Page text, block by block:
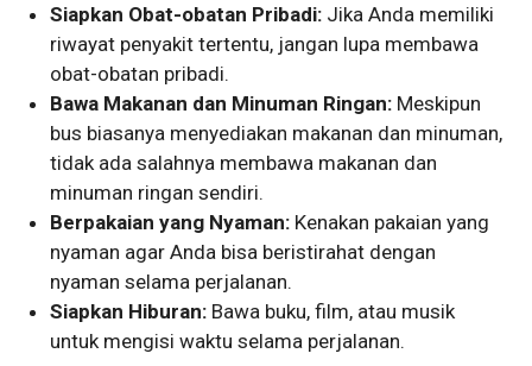
Siapkan Obat-obatan Pribadi: Jika Anda memiliki
riwayat penyakit tertentu, jangan lupa membawa
obat-obatan pribadi.
Bawa Makanan dan Minuman Ringan: Meskipun
bus biasanya menyediakan makanan dan minuman,
tidak ada salahnya membawa makanan dan
minuman ringan sendiri.
Berpakaian yang Nyaman: Kenakan pakaian yang
nyaman agar Anda bisa beristirahat dengan
nyaman selama perjalanan.
Siapkan Hiburan: Bawa buku, film, atau musik
untuk mengisi waktu selama perjalanan.